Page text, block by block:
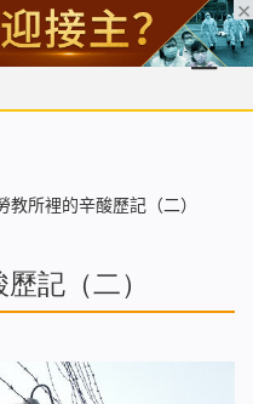
督徒見證 信仰解答 聖經
教所裡的辛酸歷記（二）
記（二）